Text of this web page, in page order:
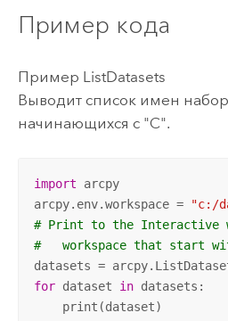
Пример кода
Пример ListDatasets
Выводит список имен
начинающихся с "С".
import arcpy
arcpy.env.workspace =
"c:/
# Print to the Interactive
#   workspace that start
datasets =
for dataset in datasets:
    print(dataset)